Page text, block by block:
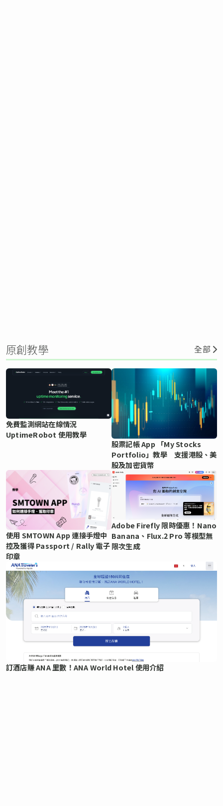
原創教學 全部
免費監測網站在線情況
UptimeRobot 使用教學
股票記帳 App 「My Stocks
Portfolio」教學 支援港股、美
股及加密貨幣
使用 SMTOWN App 連接手燈中
控及獲得 Passport / Rally 電子
印章
Adobe Firefly 限時優惠！Nano
Banana、Flux.2 Pro 等模型無
限次生成
訂酒店賺 ANA 里數！ANA World Hotel 使用介紹